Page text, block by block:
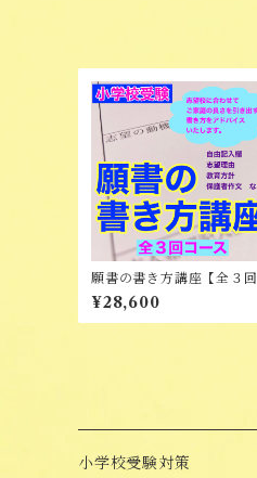
願書の書き方講座【全３回
コース】
¥28,600
小学校受験対策